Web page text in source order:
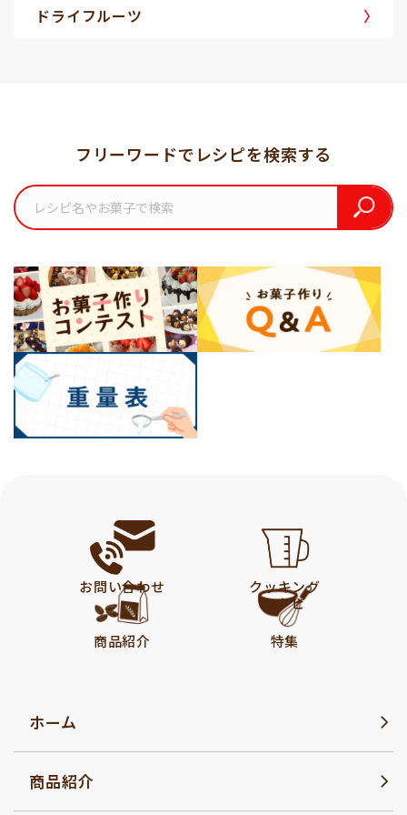
ドライフルーツ
フリーワードでレシピを検索する
お問い合わせ
クッキング
レシピ
商品紹介
特集
ホーム
商品紹介